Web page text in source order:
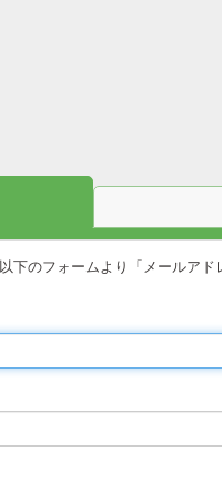
のフォームより「メールア